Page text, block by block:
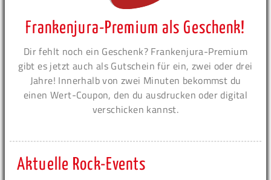
Frankenjura-Premium als Geschenk!
Dir fehlt noch ein Geschenk? Frankenjura-Premium
gibt es jetzt auch als Gutschein für ein, zwei oder drei
Jahre! Innerhalb von zwei Minuten bekommst du
einen Wert-Coupon, den du ausdrucken oder digital
verschicken kannst.
Aktuelle Rock-Events